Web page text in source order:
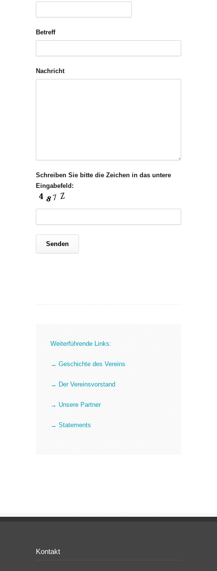
Betreff
Nachricht
Schreiben Sie bitte die Zeichen in das untere
Eingabefeld:
Weiterführende Links:
→ Geschichte des Vereins
→ Der Vereinsvorstand
→ Unsere Partner
→ Statements
Kontakt